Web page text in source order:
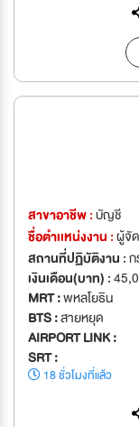
สาขาอาชีพ :บัญชี
ชื่อตำเเหน่งงาน :ผู้จั
สถานที่ปฏิบัติงาน :
เงินเดือน(บาท) :
MRT :พหลโยธิน
BTS :สายหยุด
AIRPORT LINK :
SRT :
18 ชั่วโมงที่แล้ว